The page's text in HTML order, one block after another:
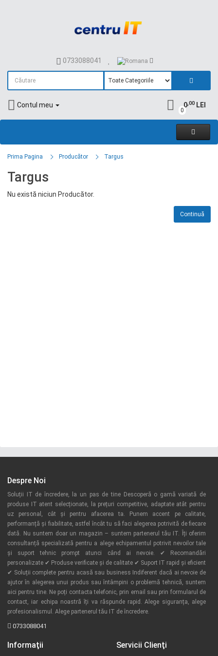
0733088041
Contul meu
0
0,00LEI
Prima Pagina Producător Targus
Targus
Nu există niciun Producător.
Continuă
Despre Noi
Soluții IT de încredere, la un pas de tine Descoperă o gamă variată de
produse IT atent selecționate, la prețuri competitive, adaptate atât pentru
uz personal, cât și pentru afacerea ta. Punem accent pe calitate,
performanță și fiabilitate, astfel încât tu să faci alegerea potrivită de fiecare
dată. Nu suntem doar un magazin – suntem partenerul tău IT. Îți oferim
consultanță specializată pentru a alege echipamentul potrivit nevoilor tale
și suport tehnic prompt atunci când ai nevoie. ✔ Recomandări
personalizate ✔ Produse verificate și de calitate ✔ Suport IT rapid și eficient
✔ Soluții complete pentru acasă sau business Indiferent dacă ai nevoie de
ajutor în alegerea unui produs sau întâmpini o problemă tehnică, suntem
aici pentru tine. Ne poți contacta telefonic, prin email sau prin formularul de
contact, iar echipa noastră îți va răspunde rapid. Alege siguranța, alege
profesionalismul. Alege partenerul tău IT de încredere.
0733088041
Informaţii Servicii Clienţi